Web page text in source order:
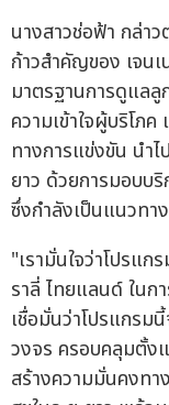
นางสาวช่อฟ้า กล่า
ก้าวสำคัญของ เจน
มาตรฐานการดูแลลู
ความเข้าใจผู้บริโภ
ทางการแข่งขัน นำ
ยาว ด้วยการมอบบ
ซึ่งกำลังเป็นแนวทา
"เรามั่นใจว่าโปรแก
ราลี่ ไทยแลนด์ ในก
เชื่อมั่นว่าโปรแกรม
วงจร ครอบคลุมตั้ง
สร้างความมั่นคงทา